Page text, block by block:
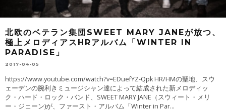
北欧のベテラン集団SWEET MARY JANEが放つ、
極上メロディアスHRアルバム「WINTER IN
PARADISE」
2017-04-05
https://www.youtube.com/watch?v=EDuefYZ-Qpk HR/HMの聖地、スウ
ェーデンの腕利きミュージシャン達によって結成された新メロディッ
ク・ハード・ロック・バンド、SWEET MARY JANE（スウィート・メリ
ー・ジェーン)が、ファースト・アルバム「Winter in Par...